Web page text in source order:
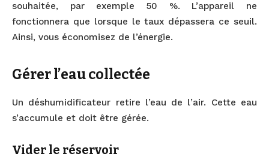
souhaitée, par exemple 50 %. L’appareil ne
fonctionnera que lorsque le taux dépassera ce seuil.
Ainsi, vous économisez de l’énergie.
Gérer l’eau collectée
Un déshumidificateur retire l’eau de l’air. Cette eau
s’accumule et doit être gérée.
Vider le réservoir